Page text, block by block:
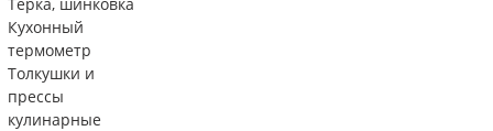
Кухонный
термометр
Толкушки и
прессы
кулинарные